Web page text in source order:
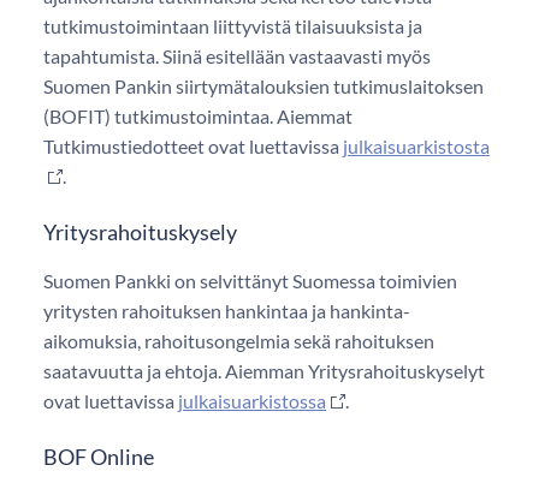
tutkimustoimintaan liittyvistä tilaisuuksista ja
tapahtumista. Siinä esitellään vastaavasti myös
Suomen Pankin siirtymätalouksien tutkimuslaitoksen
(BOFIT) tutkimustoimintaa. Aiemmat
Tutkimustiedotteet ovat luettavissa julkaisuarkistosta
.
Yritysrahoituskysely
Suomen Pankki on selvittänyt Suomessa toimivien
yritysten rahoituksen hankintaa ja hankinta-
aikomuksia, rahoitusongelmia sekä rahoituksen
saatavuutta ja ehtoja. Aiemman Yritysrahoituskyselyt
ovat luettavissa julkaisuarkistossa .
BOF Online